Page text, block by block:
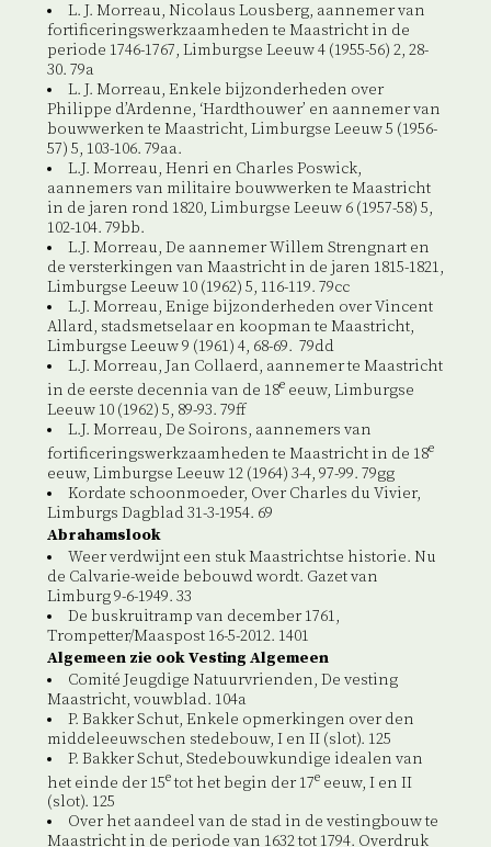
L. J. Morreau, Nicolaus Lousberg, aannemer van
fortificeringswerkzaamheden te Maastricht in de
periode 1746-1767, Limburgse Leeuw 4 (1955-56) 2, 28-
30. 79a
L. J. Morreau, Enkele bijzonderheden over
Philippe d’Ardenne, ‘Hardthouwer’ en aannemer van
bouwwerken te Maastricht, Limburgse Leeuw 5 (1956-
57) 5, 103-106. 79aa.
L.J. Morreau, Henri en Charles Poswick,
aannemers van militaire bouwwerken te Maastricht
in de jaren rond 1820, Limburgse Leeuw 6 (1957-58) 5,
102-104. 79bb.
L.J. Morreau, De aannemer Willem Strengnart en
de versterkingen van Maastricht in de jaren 1815-1821,
Limburgse Leeuw 10 (1962) 5, 116-119. 79cc
L.J. Morreau, Enige bijzonderheden over Vincent
Allard, stadsmetselaar en koopman te Maastricht,
Limburgse Leeuw 9 (1961) 4, 68-69. 79dd
L.J. Morreau, Jan Collaerd, aannemer te Maastricht
in de eerste decennia van de 18eeeuw, Limburgse
Leeuw 10 (1962) 5, 89-93. 79ff
L.J. Morreau, De Soirons, aannemers van
fortificeringswerkzaamheden te Maastricht in de 18e
eeuw, Limburgse Leeuw 12 (1964) 3-4, 97-99. 79gg
Kordate schoonmoeder, Over Charles du Vivier,
Limburgs Dagblad 31-3-1954. 69
Abrahamslook
Weer verdwijnt een stuk Maastrichtse historie. Nu
de Calvarie-weide bebouwd wordt. Gazet van
Limburg 9-6-1949. 33
De buskruitramp van december 1761,
Trompetter/Maaspost 16-5-2012. 1401
Algemeen zie ook Vesting Algemeen
Comité Jeugdige Natuurvrienden, De vesting
Maastricht, vouwblad. 104a
P. Bakker Schut, Enkele opmerkingen over den
middeleeuwschen stedebouw, I en II (slot). 125
P. Bakker Schut, Stedebouwkundige idealen van
het einde der 15etot het begin der 17eeeuw, I en II
(slot). 125
Over het aandeel van de stad in de vestingbouw te
Maastricht in de periode van 1632 tot 1794. Overdruk